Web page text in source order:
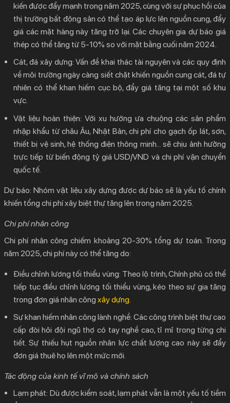
kiến được đẩy mạnh trong năm 2025, cùng với sự phục hồi của
thị trường bất động sản có thể tạo áp lực lên nguồn cung, đẩy
giá các mặt hàng này tăng trở lại. Các chuyên gia dự báo giá
thép có thể tăng từ 5-10% so với mặt bằng cuối năm 2024.
Cát, đá xây dựng: Vấn đề khai thác tài nguyên và các quy định
về môi trường ngày càng siết chặt khiến nguồn cung cát, đá tự
nhiên có thể khan hiếm cục bộ, đẩy giá tăng tại một số khu
vực.
Vật liệu hoàn thiện: Với xu hướng ưa chuộng các sản phẩm
nhập khẩu từ châu Âu, Nhật Bản, chi phí cho gạch ốp lát, sơn,
thiết bị vệ sinh, hệ thống điện thông minh… sẽ chịu ảnh hưởng
trực tiếp từ biến động tỷ giá USD/VND và chi phí vận chuyển
quốc tế.
Dự báo: Nhóm vật liệu xây dựng được dự báo sẽ là yếu tố chính
khiến tổng chi phí xây biệt thựtăng lên trong năm 2025.
Chi phí nhân công
Chi phí nhân công chiếm khoảng 20-30% tổng dự toán. Trong
năm 2025, chi phí này có thể tăng do:
Điều chỉnh lương tối thiểu vùng: Theo lộ trình, Chính phủ có thể
tiếp tục điều chỉnh lương tối thiểu vùng, kéo theo sự gia tăng
trong đơn giá nhân công xây dựng
Sự khan hiếm nhân công lành nghề: Các công trình biệt thự cao
cấp đòi hỏi đội ngũ thợ có tay nghề cao, tỉ mỉ trong từng chi
tiết. Sự thiếu hụt nguồn nhân lực chất lượng cao này sẽ đẩy
đơn giá thuê họ lên một mức mới.
Tác động của kinh tế vĩ mô và chính sách
Lạm phát: Dù được kiểm soát, lạm phát vẫn là một yếu tố tiềm